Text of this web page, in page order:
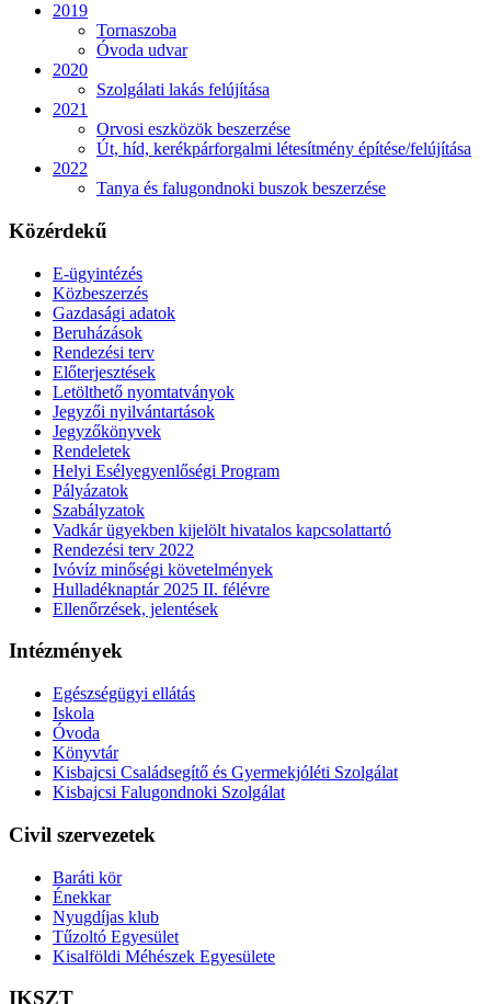
2019
Tornaszoba
Óvoda udvar
2020
Szolgálati lakás felújítása
2021
Orvosi eszközök beszerzése
Út, híd, kerékpárforgalmi létesítmény építése/felújítása
2022
Tanya és falugondnoki buszok beszerzése
Közérdekű
E-ügyintézés
Közbeszerzés
Gazdasági adatok
Beruházások
Rendezési terv
Előterjesztések
Letölthető nyomtatványok
Jegyzői nyilvántartások
Jegyzőkönyvek
Rendeletek
Helyi Esélyegyenlőségi Program
Pályázatok
Szabályzatok
Vadkár ügyekben kijelölt hivatalos kapcsolattartó
Rendezési terv 2022
Ivóvíz minőségi követelmények
Hulladéknaptár 2025 II. félévre
Ellenőrzések, jelentések
Intézmények
Egészségügyi ellátás
Iskola
Óvoda
Könyvtár
Kisbajcsi Családsegítő és Gyermekjóléti Szolgálat
Kisbajcsi Falugondnoki Szolgálat
Civil szervezetek
Baráti kör
Énekkar
Nyugdíjas klub
Tűzoltó Egyesület
Kisalföldi Méhészek Egyesülete
IKSZT